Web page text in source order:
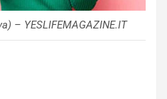
– YESLIFEMAGAZINE.IT